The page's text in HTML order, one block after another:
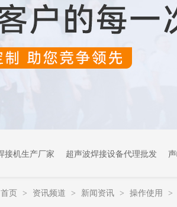
接机生产厂家 超声波焊接设备代理批发
首页 > 资讯频道 > 新闻资讯 > 操作使用 >